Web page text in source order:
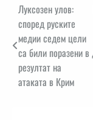
Навигация
Луксозен улов:
според руските
медии седем цели
са били поразени в
резултат на
атаката в Крим